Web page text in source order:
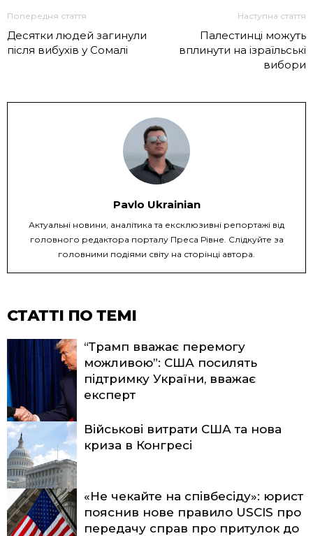
Попередня стаття
Десятки людей загинули
після вибухів у Сомалі
Наступна стаття
Палестинці можуть
вплинути на ізраїльські
вибори
Pavlo Ukrainian
Актуальні новини, аналітика та ексклюзивні репортажі від
головного редактора порталу Преса Рівне. Слідкуйте за
головними подіями світу на сторінці автора.
СТАТТІ ПО ТЕМІ
“Трамп вважає перемогу
можливою”: США посилять
підтримку України, вважає
експерт
Військові витрати США та нова
криза в Конгресі
«Не чекайте на співбесіду»: юрист
пояснив нове правило USCIS про
передачу справ про притулок до